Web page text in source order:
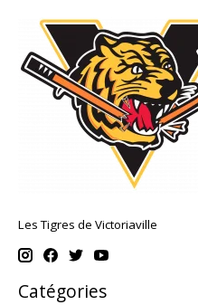
Les Tigres de Victoriaville
Catégories